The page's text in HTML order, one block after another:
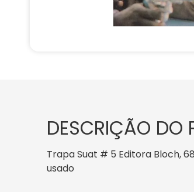
DESCRIÇÃO DO
Trapa Suat # 5 Editora Bloch,
usado